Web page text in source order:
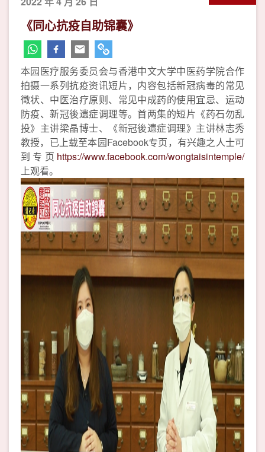
《同心抗疫自助锦囊》
本园医疗服务委员会与香港中文大学中医药学院合作
拍摄一系列抗疫资讯短片，内容包括新冠病毒的常见
徵状、中医治疗原则、常见中成药的使用宜忌、运动
防疫、新冠後遗症调理等。首两集的短片《药石勿乱
投》主讲梁晶博士、《新冠後遗症调理》主讲林志秀
教授，已上载至本园Facebook专页，有兴趣之人士可
到专页 https://www.facebook.com/wongtaisintemple/
上观看。